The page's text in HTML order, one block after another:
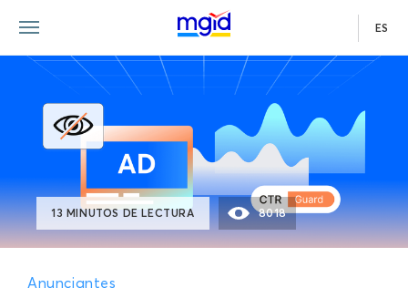
ES
Anunciantes
13 MINUTOS DE LECTURA 8018